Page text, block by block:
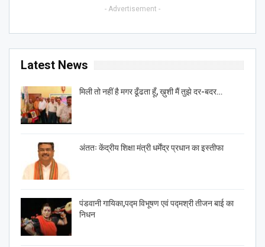
- Advertisement -
Latest News
मिली तो नहीं है मगर ढूँढता हूँ, ख़ुशी मैं तुझे दर-बदर…
अंततः केंद्रीय शिक्षा मंत्री धर्मेंद्र प्रधान का इस्तीफा
पंडवानी गायिका,पद्म विभूषण एवं पद्मश्री तीजन बाई का
निधन